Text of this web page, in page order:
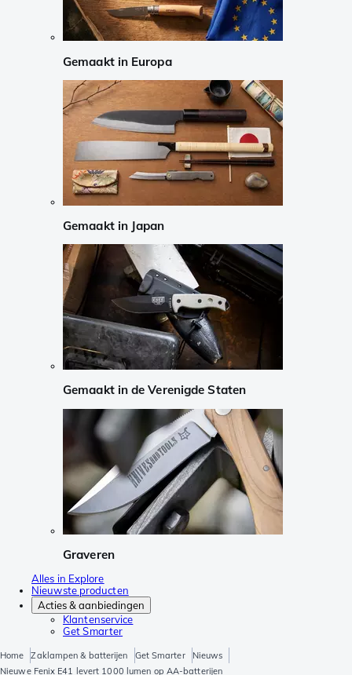
Gemaakt in Europa
Gemaakt in Japan
Gemaakt in de Verenigde Staten
Graveren
Alles in Explore
Nieuwste producten
Acties & aanbiedingen
Klantenservice
Get Smarter
Home Zaklampen & batterijen Get Smarter
Nieuws
Nieuwe Fenix E41 levert 1000 lumen op AA-batterijen